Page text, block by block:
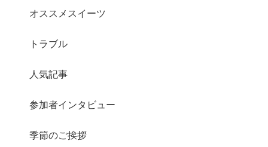
さらに読み込む
オススメスイーツ
トラブル
人気記事
参加者インタビュー
季節のご挨拶